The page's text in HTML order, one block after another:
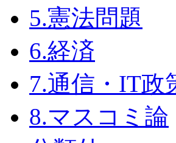
5.憲法問題
6.経済
7.通信・IT政
8.マスコミ論